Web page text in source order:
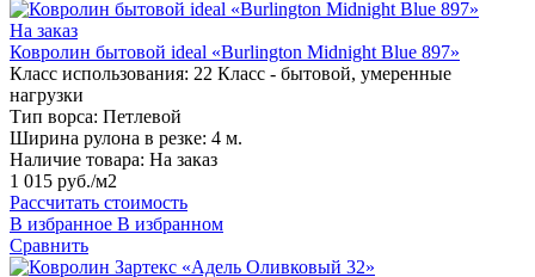
На заказ
Ковролин бытовой ideal «Burlington Midnight Blue 897»
Класс использования: 22 Класс - бытовой, умеренные
нагрузки
Тип ворса: Петлевой
Ширина рулона в резке: 4 м.
Наличие товара: На заказ
1 015 руб./м2
Рассчитать стоимость
В избранное В избранном
Сравнить